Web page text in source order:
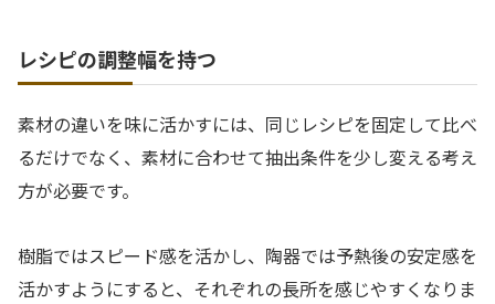
レシピの調整幅を持つ
素材の違いを味に活かすには、同じレシピを固定して比べ
るだけでなく、素材に合わせて抽出条件を少し変える考え
方が必要です。
樹脂ではスピード感を活かし、陶器では予熱後の安定感を
活かすようにすると、それぞれの長所を感じやすくなりま